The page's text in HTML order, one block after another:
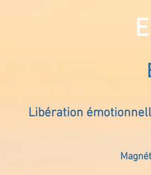
Libération